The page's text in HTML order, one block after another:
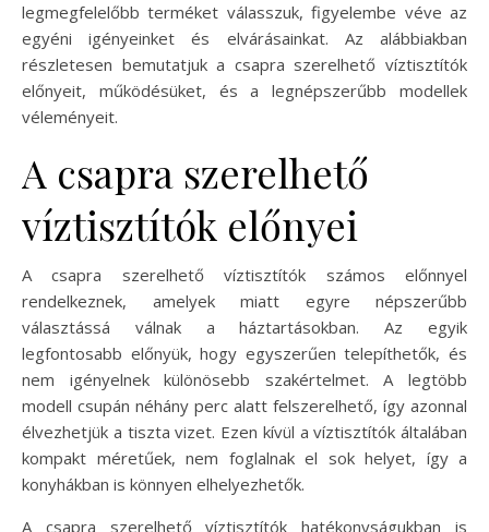
legmegfelelőbb terméket válasszuk, figyelembe véve az
egyéni igényeinket és elvárásainkat. Az alábbiakban
részletesen bemutatjuk a csapra szerelhető víztisztítók
előnyeit, működésüket, és a legnépszerűbb modellek
véleményeit.
A csapra szerelhető
víztisztítók előnyei
A csapra szerelhető víztisztítók számos előnnyel
rendelkeznek, amelyek miatt egyre népszerűbb
választássá válnak a háztartásokban. Az egyik
legfontosabb előnyük, hogy egyszerűen telepíthetők, és
nem igényelnek különösebb szakértelmet. A legtöbb
modell csupán néhány perc alatt felszerelhető, így azonnal
élvezhetjük a tiszta vizet. Ezen kívül a víztisztítók általában
kompakt méretűek, nem foglalnak el sok helyet, így a
konyhákban is könnyen elhelyezhetők.
A csapra szerelhető víztisztítók hatékonyságukban is